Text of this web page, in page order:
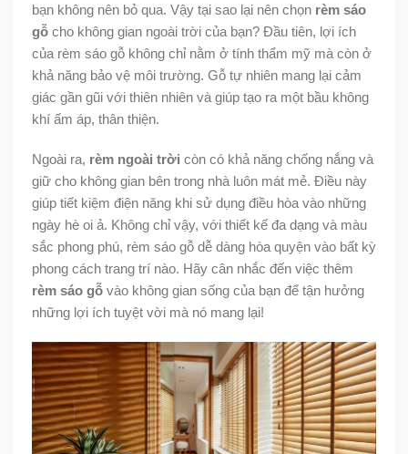
bạn không nên bỏ qua. Vậy tại sao lại nên chọn rèm sáo
gỗ cho không gian ngoài trời của bạn? Đầu tiên, lợi ích
của rèm sáo gỗ không chỉ nằm ở tính thẩm mỹ mà còn ở
khả năng bảo vệ môi trường. Gỗ tự nhiên mang lại cảm
giác gần gũi với thiên nhiên và giúp tạo ra một bầu không
khí ấm áp, thân thiện.
Ngoài ra, rèm ngoài trời còn có khả năng chống nắng và
giữ cho không gian bên trong nhà luôn mát mẻ. Điều này
giúp tiết kiệm điện năng khi sử dụng điều hòa vào những
ngày hè oi ả. Không chỉ vậy, với thiết kế đa dạng và màu
sắc phong phú, rèm sáo gỗ dễ dàng hòa quyện vào bất kỳ
phong cách trang trí nào. Hãy cân nhắc đến việc thêm
rèm sáo gỗ vào không gian sống của bạn để tận hưởng
những lợi ích tuyệt vời mà nó mang lại!